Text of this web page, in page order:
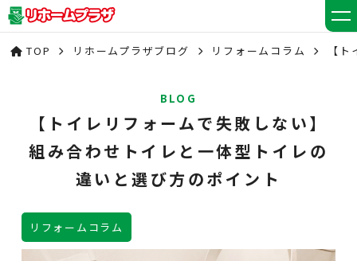
TOP リホームプラザブログ リフォームコラム 【
BLOG
【トイレリフォームで失敗しない】
組み合わせトイレと一体型トイレの
違いと選び方のポイント
リフォームコラム